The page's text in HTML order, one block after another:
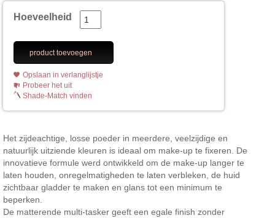
Hoeveelheid
product toevoegen
Opslaan in verlanglijstje
Probeer het uit
Shade-Match vinden
Het zijdeachtige, losse poeder in meerdere, veelzijdige en
natuurlijk uitziende kleuren is ideaal om make-up te fixeren. De
innovatieve formule werd ontwikkeld om de make-up langer te
laten houden, onregelmatigheden te laten verbleken, de huid
zichtbaar gladder te maken en glans tot een minimum te
beperken.
De matterende multi-tasker geeft een egale finish zonder